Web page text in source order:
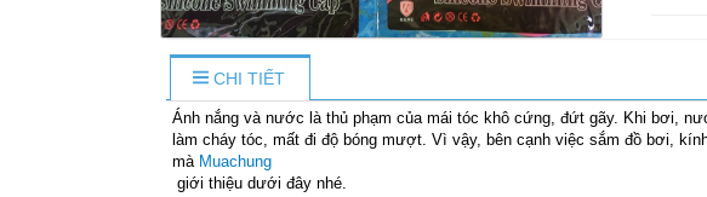
CHI TIẾT
Ánh nắng và nước là thủ phạm của mái tóc khô cứng, đứt gãy. Khi bơi,
làm cháy tóc, mất đi độ bóng mượt. Vì vậy, bên cạnh việc sắm đồ bơi,
mà Muachung
giới thiệu dưới đây nhé.